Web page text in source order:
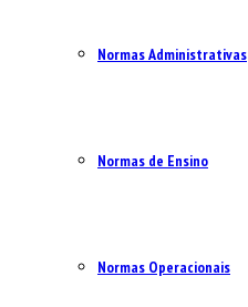
Normas Administrativas
Normas de Ensino
Normas Operacionais